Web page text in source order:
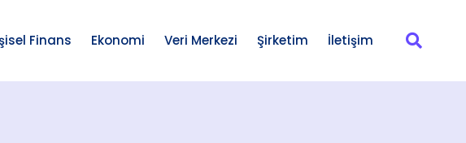
Finans Ekonomi Veri Merkezi Şirketim İletişim